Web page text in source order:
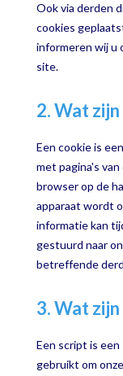
Ook via derden
cookies
informeren wij u
site.
2. Wat
Een cookie is
met pagina's
browser op de
apparaat wordt
informatie kan
gestuurd naar
betreffende
3. Wat
Een script is
gebruikt om